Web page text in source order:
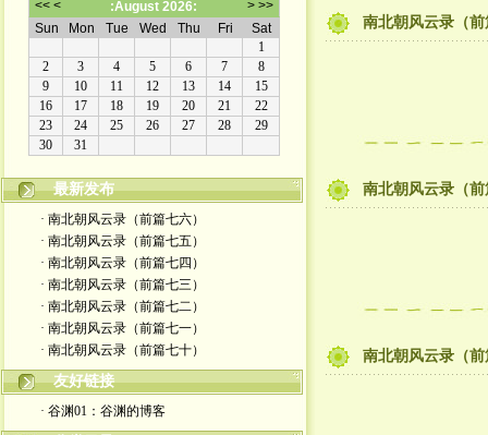
最新发布
· 南北朝风云录（前篇七六）
· 南北朝风云录（前篇七五）
· 南北朝风云录（前篇七四）
· 南北朝风云录（前篇七三）
· 南北朝风云录（前篇七二）
· 南北朝风云录（前篇七一）
· 南北朝风云录（前篇七十）
友好链接
· 谷渊01：谷渊的博客
南北朝风云录（
南北朝风云录（
南北朝风云录（